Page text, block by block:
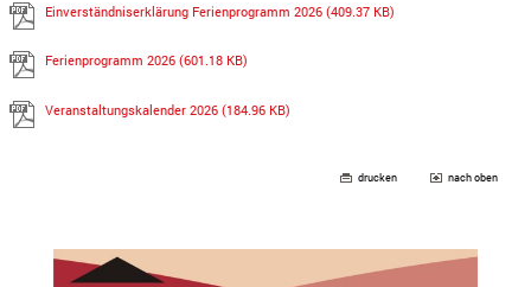
Einverständniserklärung Ferienprogramm 2026(409.37 KB)
Ferienprogramm 2026(601.18 KB)
Veranstaltungskalender 2026(184.96 KB)
drucken nach oben